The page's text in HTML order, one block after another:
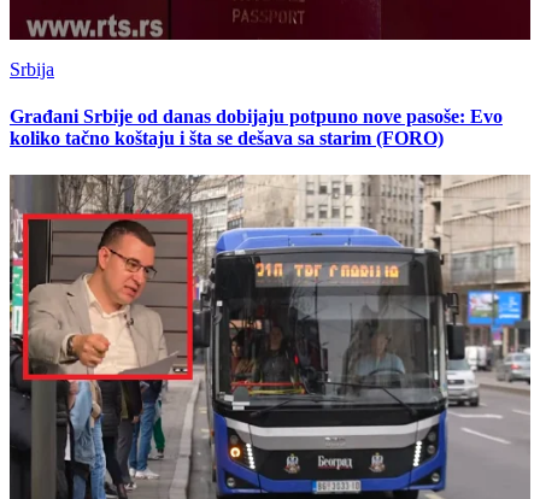
Srbija
Građani Srbije od danas dobijaju potpuno nove pasoše: Evo
koliko tačno koštaju i šta se dešava sa starim (FORO)